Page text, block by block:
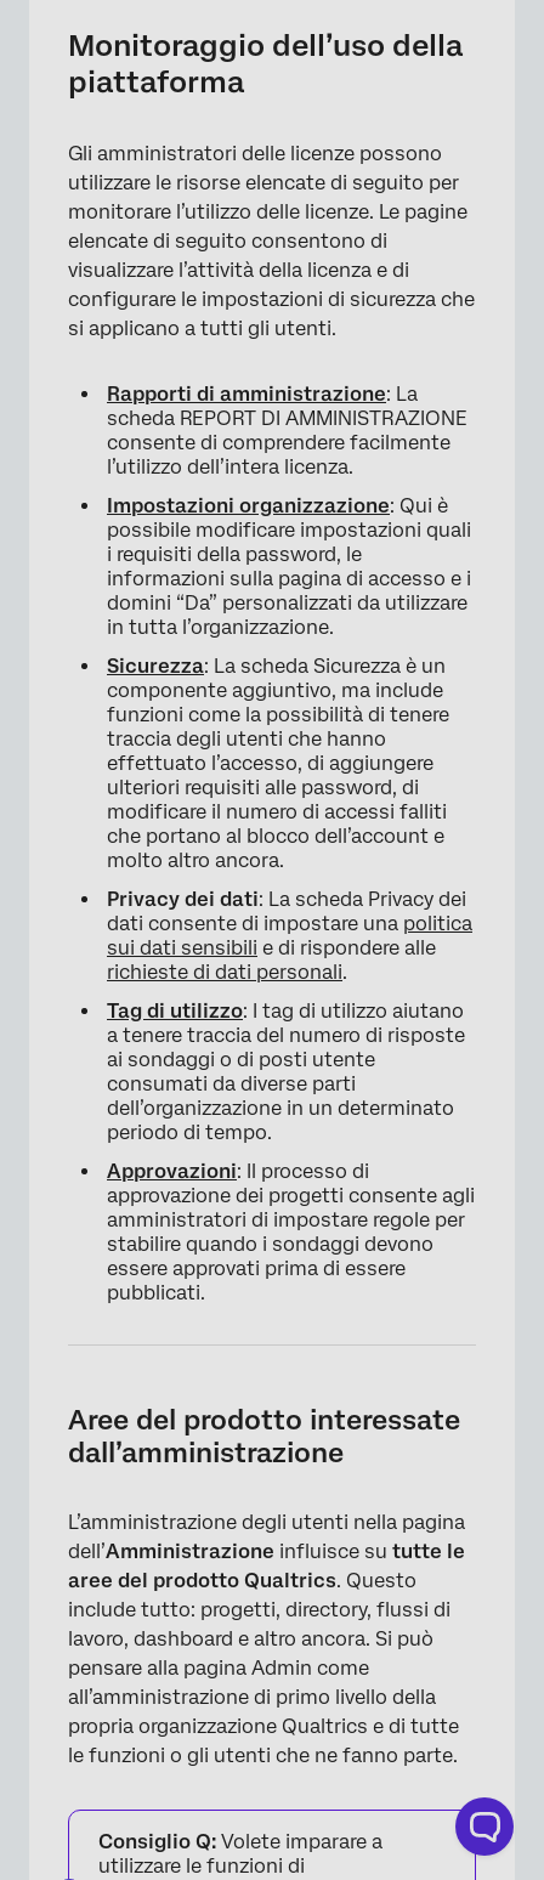
Monitoraggio dell’uso della
piattaforma
Gli amministratori delle licenze possono
utilizzare le risorse elencate di seguito per
monitorare l’utilizzo delle licenze. Le pagine
elencate di seguito consentono di
visualizzare l’attività della licenza e di
configurare le impostazioni di sicurezza che
si applicano a tutti gli utenti.
Rapporti di amministrazione: La
scheda REPORT DI AMMINISTRAZIONE
consente di comprendere facilmente
l’utilizzo dell’intera licenza.
Impostazioni organizzazione: Qui è
possibile modificare impostazioni quali
i requisiti della password, le
informazioni sulla pagina di accesso e i
domini “Da” personalizzati da utilizzare
in tutta l’organizzazione.
Sicurezza: La scheda Sicurezza è un
componente aggiuntivo, ma include
funzioni come la possibilità di tenere
traccia degli utenti che hanno
effettuato l’accesso, di aggiungere
ulteriori requisiti alle password, di
modificare il numero di accessi falliti
che portano al blocco dell’account e
molto altro ancora.
Privacy dei dati: La scheda Privacy dei
dati consente di impostare una politica
sui dati sensibili e di rispondere alle
richieste di dati personali.
Tag di utilizzo: I tag di utilizzo aiutano
a tenere traccia del numero di risposte
ai sondaggi o di posti utente
consumati da diverse parti
dell’organizzazione in un determinato
periodo di tempo.
Approvazioni: Il processo di
approvazione dei progetti consente agli
amministratori di impostare regole per
stabilire quando i sondaggi devono
essere approvati prima di essere
pubblicati.
Aree del prodotto interessate
dall’amministrazione
L’amministrazione degli utenti nella pagina
dell’Amministrazione influisce su tutte le
aree del prodotto Qualtrics. Questo
include tutto: progetti, directory, flussi di
lavoro, dashboard e altro ancora. Si può
pensare alla pagina Admin come
all’amministrazione di primo livello della
propria organizzazione Qualtrics e di tutte
le funzioni o gli utenti che ne fanno parte.
Consiglio Q: Volete imparare a
utilizzare le funzioni di